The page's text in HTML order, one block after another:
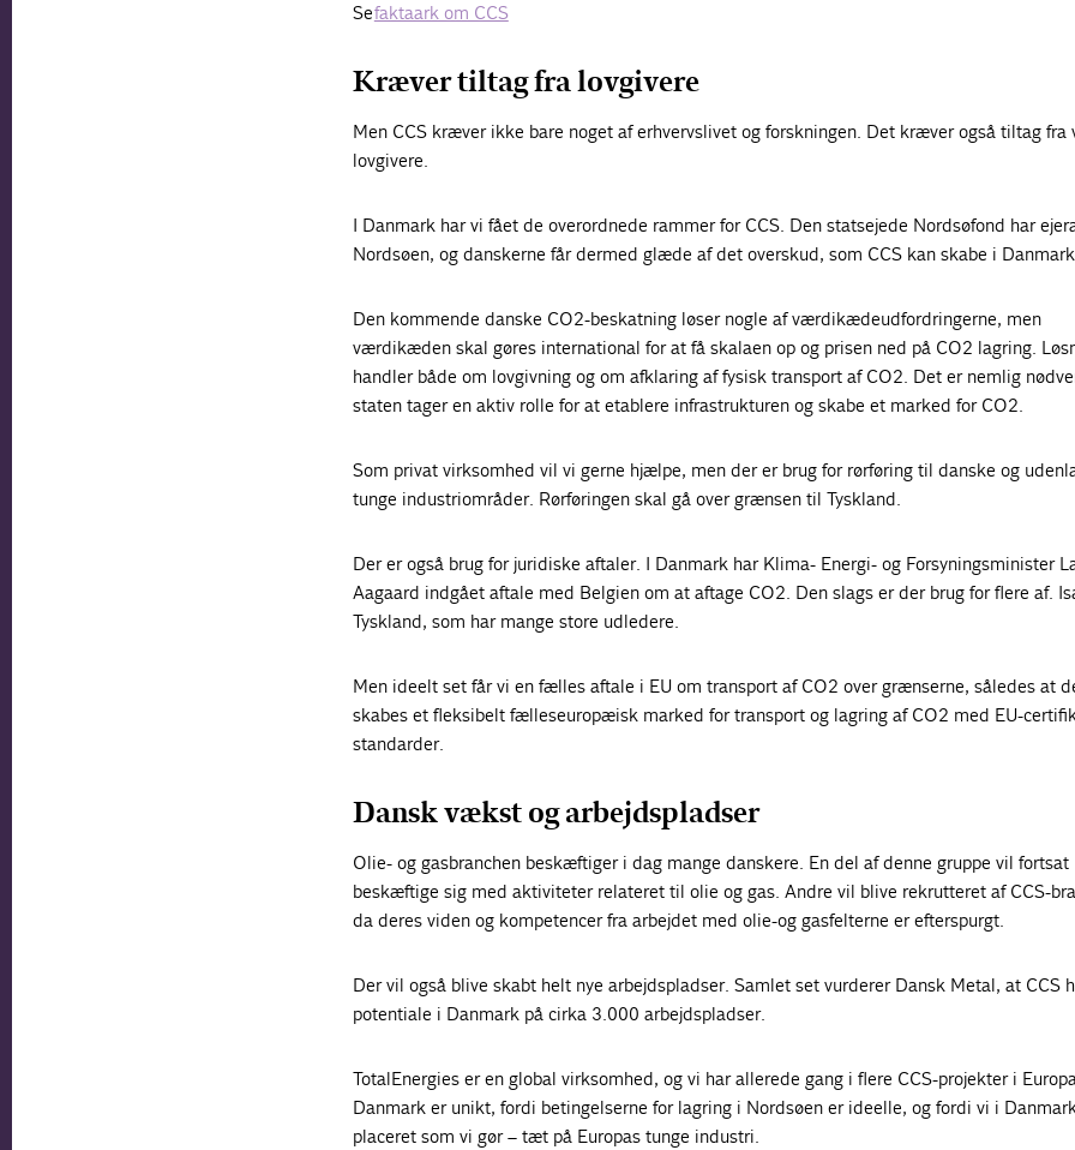
Sefaktaark om CCS
Kræver tiltag fra lovgivere
Men CCS kræver ikke bare noget af erhvervslivet og forskningen. Det kræver også tiltag fra
lovgivere.
I Danmark har vi fået de overordnede rammer for CCS. Den statsejede Nordsøfond har
Nordsøen, og danskerne får dermed glæde af det overskud, som CCS kan skabe i
Den kommende danske CO2-beskatning løser nogle af værdikædeudfordringerne, men
værdikæden skal gøres international for at få skalaen op og prisen ned på CO2 lagring.
handler både om lovgivning og om afklaring af fysisk transport af CO2. Det er nemlig
staten tager en aktiv rolle for at etablere infrastrukturen og skabe et marked for CO2.
Som privat virksomhed vil vi gerne hjælpe, men der er brug for rørføring til danske og
tunge industriområder. Rørføringen skal gå over grænsen til Tyskland.
Der er også brug for juridiske aftaler. I Danmark har Klima- Energi- og Forsyningsminister
Aagaard indgået aftale med Belgien om at aftage CO2. Den slags er der brug for flere af.
Tyskland, som har mange store udledere.
Men ideelt set får vi en fælles aftale i EU om transport af CO2 over grænserne, således at
skabes et fleksibelt fælleseuropæisk marked for transport og lagring af CO2 med EU-
standarder.
Dansk vækst og arbejdspladser
Olie- og gasbranchen beskæftiger i dag mange danskere. En del af denne gruppe vil fortsat
beskæftige sig med aktiviteter relateret til olie og gas. Andre vil blive rekrutteret af CCS-
da deres viden og kompetencer fra arbejdet med olie-og gasfelterne er efterspurgt.
Der vil også blive skabt helt nye arbejdspladser. Samlet set vurderer Dansk Metal, at CCS
potentiale i Danmark på cirka 3.000 arbejdspladser.
TotalEnergies er en global virksomhed, og vi har allerede gang i flere CCS-projekter i
Danmark er unikt, fordi betingelserne for lagring i Nordsøen er ideelle, og fordi vi i
placeret som vi gør – tæt på Europas tunge industri.